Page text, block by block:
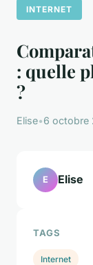
INTERNET
: quelle
?
Elise•6 octobre
E Elise
TAGS
Internet